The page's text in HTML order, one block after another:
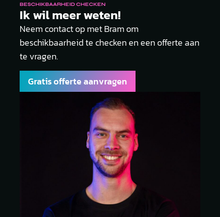
BESCHIKBAARHEID CHECKEN
Ik wil meer weten!
Neem contact op met Bram om
beschikbaarheid te checken en een offerte aan
te vragen.
Gratis offerte aanvragen